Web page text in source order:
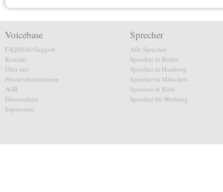
Voicebase
FAQ/Hilfe/Support
Kontakt
Über uns
Presseinformationen
AGB
Datenschutz
Impressum
Sprecher
Alle Sprecher
Sprecher in Berlin
Sprecher in Hamburg
Sprecher in München
Sprecher in Köln
Sprecher für Werbung